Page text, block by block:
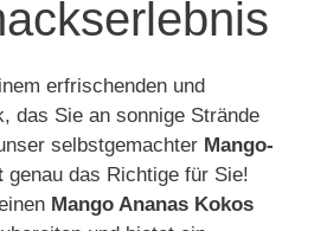
erfrischenden und
das Sie an sonnige Strände
selbstgemachter Mango-
genau das Richtige für Sie!
Mango Ananas Kokos